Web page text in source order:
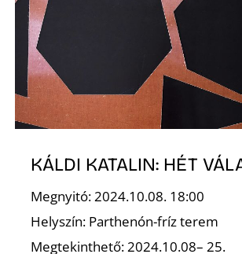
KÁLDI KATALIN: HÉT
Megnyitó: 2024.10.08. 18:00
Helyszín: Parthenón-fríz terem
Megtekinthető: 2024.10.08– 25.